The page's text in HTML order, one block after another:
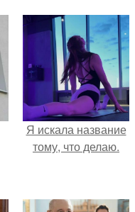
Я искала название
тому, что делаю.